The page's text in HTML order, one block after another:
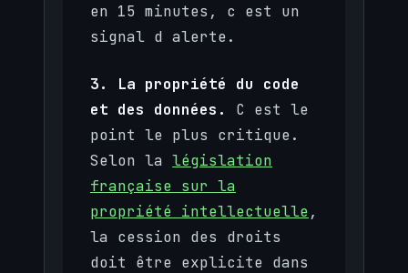
en 15 minutes, c est un
signal d alerte.
3. La propriété du code
et des données.
C est le
point le plus critique.
Selon la législation
française sur la
propriété intellectuelle,
la cession des droits
doit être explicite dans